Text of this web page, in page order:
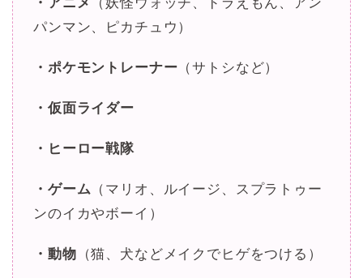
パンマン、ピカチュウ）
・ポケモントレーナー （サトシなど）
・仮面ライダー
・ヒーロー戦隊
・ゲーム （マリオ、ルイージ、スプラトゥー
ンのイカやボーイ）
・動物 （猫、犬などメイクでヒゲをつける）